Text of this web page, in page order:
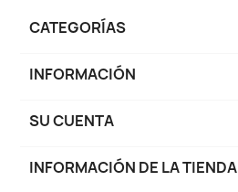
CATEGORÍAS
INFORMACIÓN
SU CUENTA
INFORMACIÓN DE LA TIENDA